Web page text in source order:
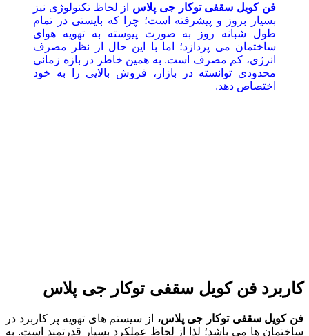
فن کویل سقفی توکار جی پلاس از لحاظ تکنولوژی نیز
بسیار بروز و پیشرفته است؛ چرا که بایستی در تمام
طول شبانه روز به صورت پیوسته به تهویه هوای
ساختمان می پردازد؛ اما با این حال از نظر مصرف
انرژی، کم مصرف است. به همین خاطر در بازه زمانی
محدودی توانسته در بازار، فروش بالایی را به خود
اختصاص دهد.
کاربرد فن کویل سقفی توکار جی پلاس
فن کویل سقفی توکار جی پلاس، از سیستم های تهویه پر کاربرد در
ساختمان ها می باشد؛ لذا از لحاظ عملکرد بسیار قدرتمند است. به